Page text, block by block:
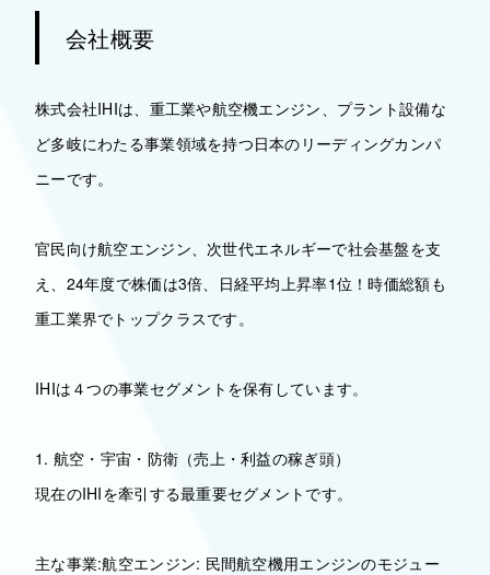
会社概要
株式会社IHIは、重工業や航空機エンジン、プラント設備な
ど多岐にわたる事業領域を持つ日本のリーディングカンパ
ニーです。
官民向け航空エンジン、次世代エネルギーで社会基盤を支
え、24年度で株価は3倍、日経平均上昇率1位！時価総額も
重工業界でトップクラスです。
IHIは４つの事業セグメントを保有しています。
1. 航空・宇宙・防衛（売上・利益の稼ぎ頭）
現在のIHIを牽引する最重要セグメントです。
主な事業:航空エンジン: 民間航空機用エンジンのモジュー